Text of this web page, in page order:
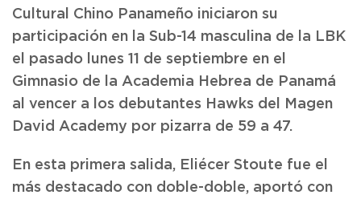
Cultural Chino Panameño iniciaron su
participación en la Sub-14 masculina de la LBK
el pasado lunes 11 de septiembre en el
Gimnasio de la Academia Hebrea de Panamá
al vencer a los debutantes Hawks del Magen
David Academy por pizarra de 59 a 47.
En esta primera salida, Eliécer Stoute fue el
más destacado con doble-doble, aportó con